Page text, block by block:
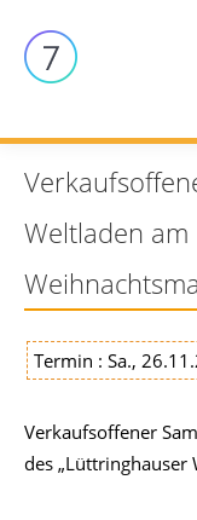
Weltladen am
Termin : Sa.,
Verkaufsoffener
des „Lüttringhauser